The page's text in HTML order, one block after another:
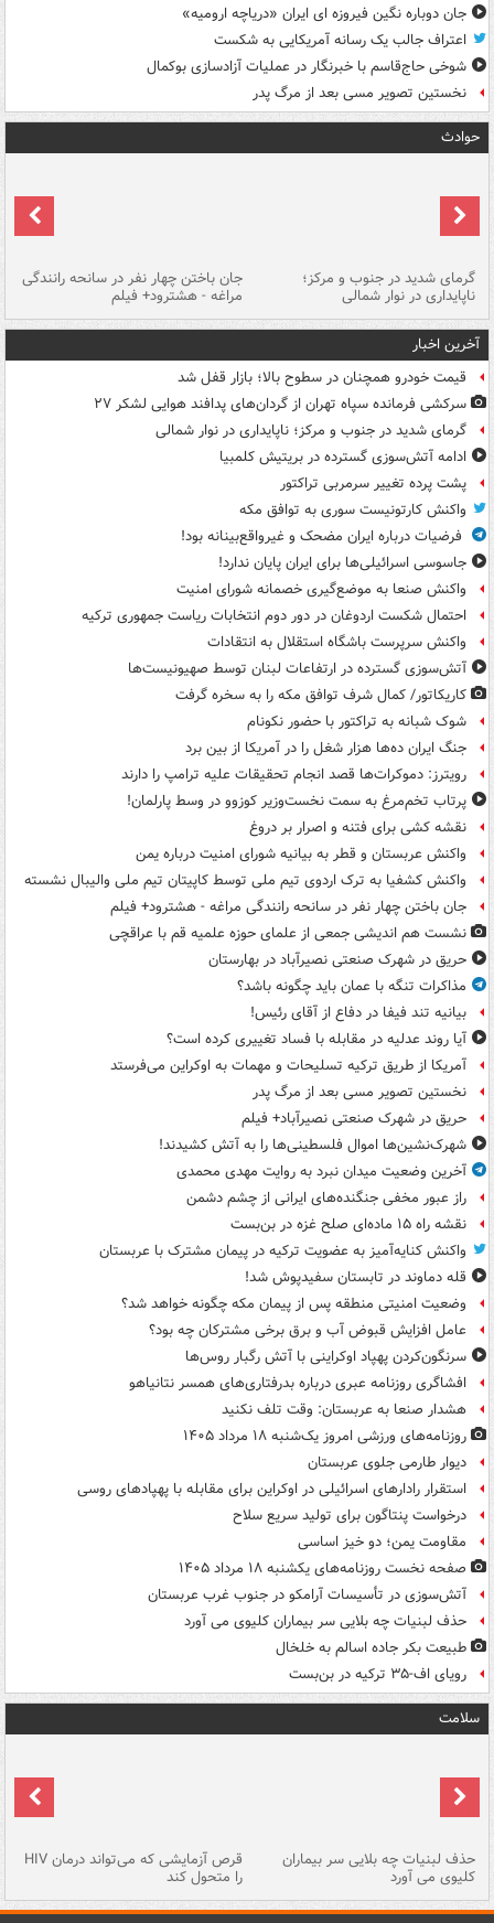
جان دوباره نگین فیروزه ای ایران «دریاچه ارومیه»
اعتراف جالب یک رسانه آمریکایی به شکست
شوخی حاج‌قاسم با خبرنگار در عملیات آزادسازی بوکمال
نخستین تصویر مسی بعد از مرگ پدر
حوادث
گرمای شدید در جنوب و مرکز؛
ناپایداری در نوار شمالی
جان باختن چهار نفر در سانحه رانندگی
مراغه - هشترود+ فیلم
آخرین اخبار
قیمت خودرو همچنان در سطوح بالا؛ بازار قفل شد
سرکشی فرمانده سپاه تهران از گردان‌های پدافند هوایی لشکر ۲۷
گرمای شدید در جنوب و مرکز؛ ناپایداری در نوار شمالی
ادامه آتش‌سوزی گسترده در بریتیش کلمبیا
پشت پرده تغییر سرمربی تراکتور
واکنش کارتونیست سوری به توافق مکه
فرضیات درباره ایران مضحک و غیرواقع‌بینانه بود!
جاسوسی اسرائیلی‌ها برای ایران پایان ندارد!
واکنش صنعا به موضع‌گیری خصمانه شورای امنیت
احتمال شکست اردوغان در دور دوم انتخابات ریاست جمهوری ترکیه
واکنش سرپرست باشگاه استقلال به انتقادات
آتش‌سوزی گسترده در ارتفاعات لبنان توسط صهیونیست‌ها
کاریکاتور/ کمال شرف توافق مکه را به سخره گرفت
شوک شبانه به تراکتور با حضور نکونام
جنگ ایران ده‌ها هزار شغل را در آمریکا از بین برد
رویترز: دموکرات‌ها قصد انجام تحقیقات علیه ترامپ را دارند
پرتاب تخم‌مرغ به سمت نخست‌وزیر کوزوو در وسط پارلمان!
نقشه کشی برای فتنه و اصرار بر دروغ
واکنش عربستان و قطر به بیانیه شورای امنیت درباره یمن
واکنش کشفیا به ترک اردوی تیم ملی توسط کاپیتان تیم ملی والیبال نشسته
جان باختن چهار نفر در سانحه رانندگی مراغه - هشترود+ فیلم
نشست هم اندیشی جمعی از علمای حوزه علمیه قم با عراقچی
حریق در شهرک صنعتی نصیرآباد در بهارستان
مذاکرات تنگه با عمان باید چگونه باشد؟
بیانیه تند فیفا در دفاع از آقای رئیس!
آیا روند عدلیه در مقابله با فساد تغییری کرده است؟
آمریکا از طریق ترکیه تسلیحات و مهمات به اوکراین می‌فرستد
نخستین تصویر مسی بعد از مرگ پدر
حریق در شهرک صنعتی نصیرآباد+ فیلم
شهرک‌نشین‌ها اموال فلسطینی‌ها را به آتش کشیدند!
آخرین وضعیت میدان نبرد به روایت مهدی محمدی
راز عبور مخفی جنگنده‌های ایرانی از چشم دشمن
نقشه راه ۱۵ ماده‌ای صلح غزه در بن‌بست
واکنش کنایه‌آمیز به عضویت ترکیه در پیمان مشترک با عربستان
قله دماوند در تابستان سفیدپوش شد!
وضعیت امنیتی منطقه پس از پیمان مکه چگونه خواهد شد؟
عامل افزایش قبوض آب و برق برخی مشترکان چه بود؟
سرنگون‌کردن پهپاد اوکراینی با آتش رگبار روس‌ها
افشاگری روزنامه عبری درباره بدرفتاری‌های همسر نتانیاهو
هشدار صنعا به عربستان: وقت تلف نکنید
روزنامه‌های ورزشی امروز یک‌شنبه ۱۸ مرداد ۱۴۰۵
دیوار طارمی جلوی عربستان
استقرار رادارهای اسرائیلی در اوکراین برای مقابله با پهپادهای روسی
درخواست پنتاگون برای تولید سریع سلاح
مقاومت یمن؛ دو خیز اساسی
صفحه نخست روزنامه‌های یکشنبه ۱۸ مرداد ۱۴۰۵
آتش‌سوزی در تأسیسات آرامکو در جنوب غرب عربستان
حذف لبنیات چه بلایی سر بیماران کلیوی می آورد
طبیعت بکر جاده اسالم به خلخال
رویای اف-۳۵ ترکیه در بن‌بست
سلامت
حذف لبنیات چه بلایی سر بیماران
کلیوی می آورد
قرص آزمایشی که می‌تواند درمان HIV
را متحول کند